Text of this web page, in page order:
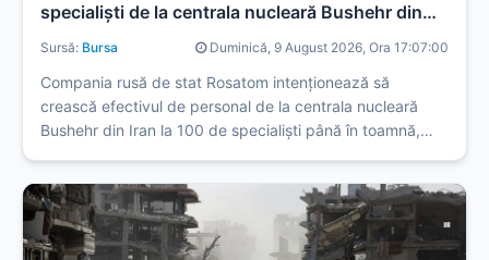
specialişti de la centrala nucleară Bushehr din
Sursă: Bursa Duminică, 9 August 2026, Ora 17:07:00
Compania rusă de stat Rosatom intenționează să
crească efectivul de personal de la centrala nucleară
Bushehr din Iran la 100 de specialiști până în toamnă,